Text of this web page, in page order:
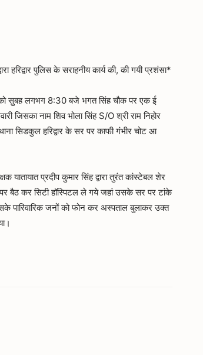
हरिद्वार पुलिस के सराहनीय कार्य की, की गयी प्रशंसा*
सुबह लगभग 8:30 बजे भगत सिंह चौक पर एक ई
जिसका नाम शिव भोला सिंह S/O श्री राम निहोर
सिडकुल हरिद्वार के सर पर काफी गंभीर चोट आ
यातायात प्रदीप कुमार सिंह द्वारा तुरंत कांस्टेबल शेर
बैठ कर सिटी हॉस्पिटल ले गये जहां उसके सर पर टांके
पारिवारिक जनों को फोन कर अस्पताल बुलाकर उक्त